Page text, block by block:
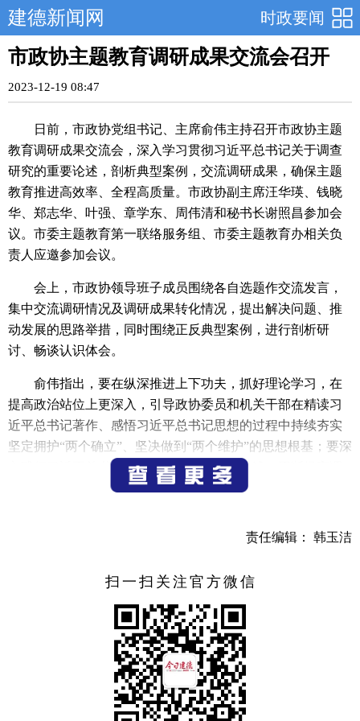
时政要闻
建德新闻网
市政协主题教育调研成果交流会召开
2023-12-19 08:47
日前，市政协党组书记、主席俞伟主持召开市政协主题
教育调研成果交流会，深入学习贯彻习近平总书记关于调查
研究的重要论述，剖析典型案例，交流调研成果，确保主题
教育推进高效率、全程高质量。市政协副主席汪华瑛、钱晓
华、郑志华、叶强、章学东、周伟清和秘书长谢照昌参加会
议。市委主题教育第一联络服务组、市委主题教育办相关负
责人应邀参加会议。
会上，市政协领导班子成员围绕各自选题作交流发言，
集中交流调研情况及调研成果转化情况，提出解决问题、推
动发展的思路举措，同时围绕正反典型案例，进行剖析研
讨、畅谈认识体会。
俞伟指出，要在纵深推进上下功夫，抓好理论学习，在
提高政治站位上更深入，引导政协委员和机关干部在精读习
近平总书记著作、感悟习近平总书记思想的过程中持续夯实
坚定拥护“两个确立”、坚决做到“两个维护”的思想根基；要深
入践行习近平总书记关于调查研究的重要论述，不断提高调
查研究的质量和实效，将调查研究的过程转化为不断加强和
俞伟要求，要在求真务实上下功夫，用好正反案例，在
化建章立制，加强制度化、规范化、程序化等功能建设；要
以从严从实之举展示政协工作新风采、开创政协事业新局
面；要把调查研究放在党委、政府中心全局工作中去谋划，
紧贴党委、政府工作部署。
俞伟强调，要在成果转化上下功夫，不断提高调研的质
量，夯实成果转化基础，深化融合履职，拓宽成果转化的渠
责任编辑： 韩玉洁
扫一扫关注官方微信